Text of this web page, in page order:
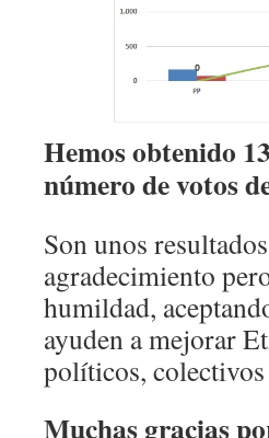
Hemos obtenido
número de votos
Son unos
agradecimiento
humildad,
ayuden a mejorar
políticos,
Muchas gracias